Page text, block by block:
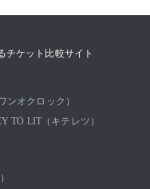
チケット比較サイト
ンオクロック）
TO LIT（キテレツ）